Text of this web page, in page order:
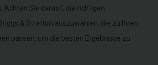
Achten Sie darauf, die richtigen
& Stratton auszuwählen, die zu Ihren
passen, um die besten Ergebnisse zu